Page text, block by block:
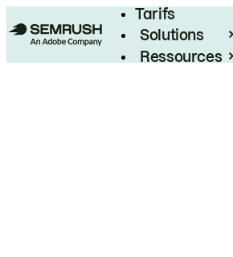
Tarifs
Solutions
Ressources